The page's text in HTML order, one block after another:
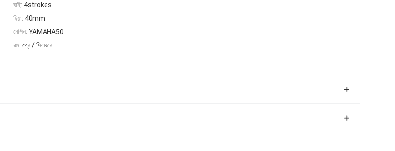
ঘাই: 4strokes
দিয়া: 40mm
মেশিন: YAMAHA50
রঙ: গ্রে / সিলভার